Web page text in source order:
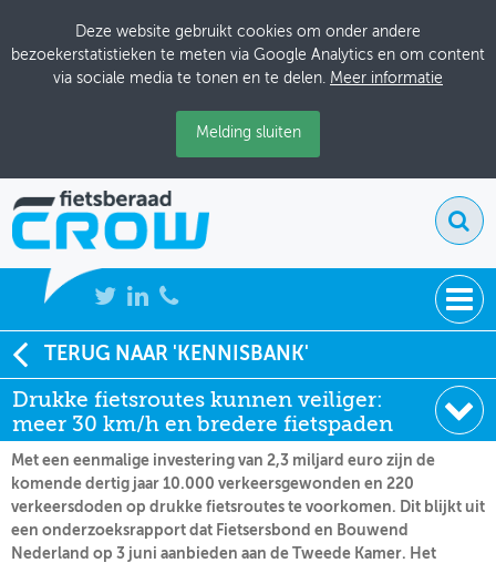
Deze website gebruikt cookies om onder andere
bezoekerstatistieken te meten via Google Analytics en om content
via sociale media te tonen en te delen. Meer informatie
Melding sluiten
NIEUWS
BIJEENKOMSTEN
KENNISBANK
ADRESSENBOEK
OVER FIETSBERAAD
TERUG NAAR 'KENNISBANK'
Drukke fietsroutes kunnen veiliger:
meer 30 km/h en bredere fietspaden
Soort:
Nieuws Fietsberaad
Datum:
03-06-2025
Met een eenmalige investering van 2,3 miljard euro zijn de
komende dertig jaar 10.000 verkeersgewonden en 220
verkeersdoden op drukke fietsroutes te voorkomen. Dit blijkt uit
een onderzoeksrapport dat Fietsersbond en Bouwend
Nederland op 3 juni aanbieden aan de Tweede Kamer. Het